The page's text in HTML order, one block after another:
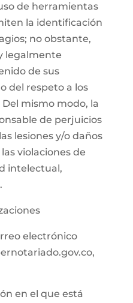
de herramientas
la identificación
no obstante,
legalmente
de sus
del respeto a los
mismo modo, la
de perjuicios
lesiones y/o daños
violaciones de
intelectual,
electrónico
en el que está